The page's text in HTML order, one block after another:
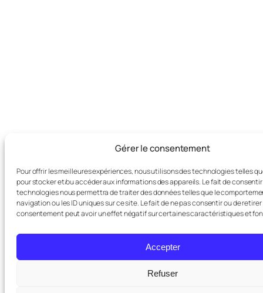
Gérer le consentement
Pour offrir les meilleures expériences, nous utilisons des technologies telles
pour stocker et/ou accéder aux informations des appareils. Le fait de
technologies nous permettra de traiter des données telles que le
navigation ou les ID uniques sur ce site. Le fait de ne pas consentir ou de retirer
consentement peut avoir un effet négatif sur certaines caractéristiques et
Accepter
Refuser